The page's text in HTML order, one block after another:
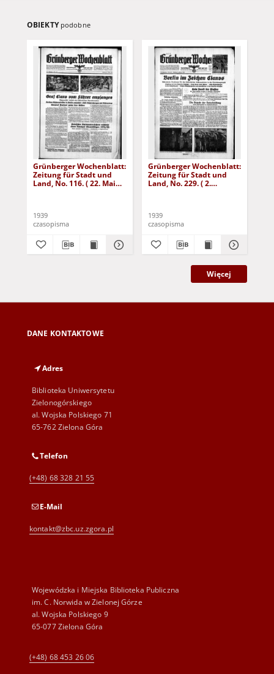
OBIEKTY podobne
Grünberger Wochenblatt:
Zeitung für Stadt und
Land, No. 116. ( 22. Mai
1939
czasopisma
Grünberger Wochenblatt:
Zeitung für Stadt und
Land, No. 229. ( 2.
1939
czasopisma
Więcej
DANE KONTAKTOWE
Adres
Biblioteka Uniwersytetu
Zielonogórskiego
al. Wojska Polskiego 71
65-762 Zielona Góra
Telefon
(+48) 68 328 21 55
E-Mail
kontakt@zbc.uz.zgora.pl
Wojewódzka i Miejska Biblioteka Publiczna
im. C. Norwida w Zielonej Górze
al. Wojska Polskiego 9
65-077 Zielona Góra
(+48) 68 453 26 06